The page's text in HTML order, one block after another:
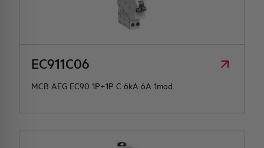
EC911C06
MCB AEG EC90 1P+1P C 6kA 6A 1mod.